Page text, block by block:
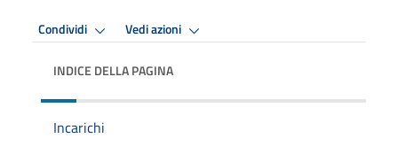
Condividi Vedi azioni
INDICE DELLA PAGINA
Incarichi